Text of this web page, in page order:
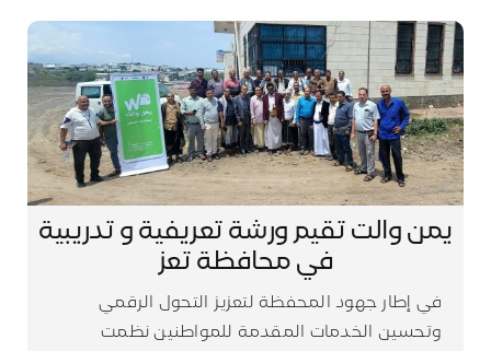
يمن والت تقيم ورشة تعريفية و تدريبية
في محافظة تعز
في إطار جهود المحفظة لتعزيز التحول الرقمي
وتحسين الخدمات المقدمة للمواطنين نظمت